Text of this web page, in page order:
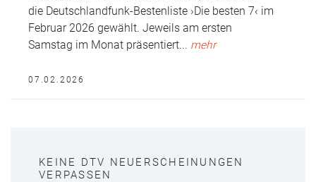
die Deutschlandfunk-Bestenliste ›Die besten 7‹ im
Februar 2026 gewählt. Jeweils am ersten
Samstag im Monat präsentiert... mehr
07.02.2026
KEINE DTV NEUERSCHEINUNGEN
VERPASSEN